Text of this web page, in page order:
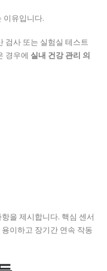
이유입니다.
검사 또는 실험실 테스트
경우에 실내 건강 관리 의
을 제시합니다. 핵심 센서
이하고 장기간 연속 작동